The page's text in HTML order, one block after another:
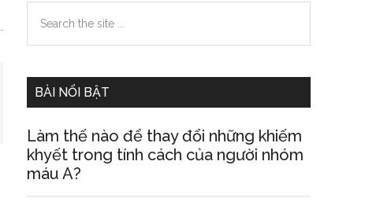
Primary
Sidebar
the
BÀI NỔI BẬT
Làm thế nào để thay đổi những khiếm
khyết trong tính cách của người nhóm
máu A?